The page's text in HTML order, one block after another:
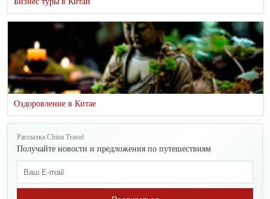
Оздоровление в Китае
Рассылка China Travel
Получайте новости и предложения по путешествиям